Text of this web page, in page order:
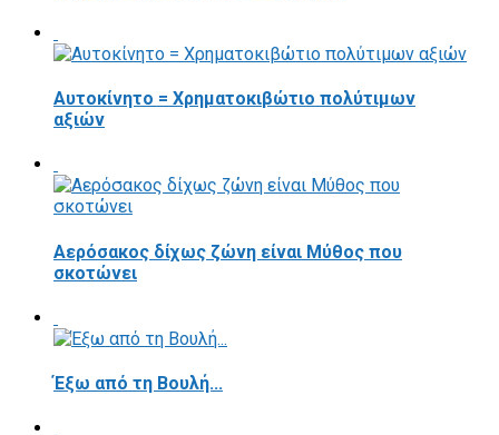
Αυτοκίνητο = Χρηματοκιβώτιο πολύτιμων
αξιών
Αερόσακος δίχως ζώνη είναι Μύθος που
σκοτώνει
Έξω από τη Βουλή...